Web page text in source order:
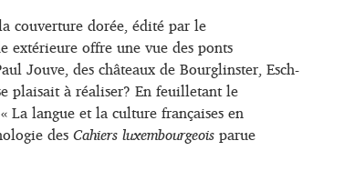
couverture dorée, édité par le
extérieure offre une vue des ponts
Jouve, des châteaux de Bourglinster, Esch-
plaisait à réaliser? En feuilletant le
La langue et la culture françaises en
desCahiers luxembourgeoisparue